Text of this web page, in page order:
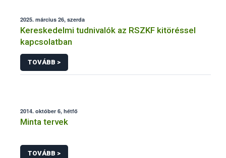
2025. március 26, szerda
Kereskedelmi tudnivalók az RSZKF kitöréssel
kapcsolatban
TOVÁBB >
2014. október 6, hétfő
Minta tervek
TOVÁBB >